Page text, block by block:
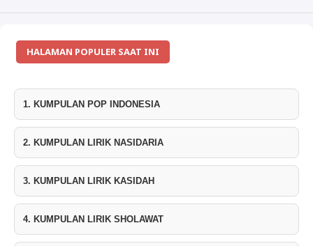
HALAMAN POPULER SAAT INI
1. KUMPULAN POP INDONESIA
2. KUMPULAN LIRIK NASIDARIA
3. KUMPULAN LIRIK KASIDAH
4. KUMPULAN LIRIK SHOLAWAT